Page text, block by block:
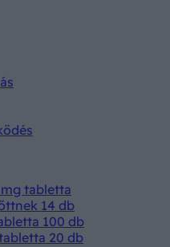
tabletta
14 db
100 db
20 db